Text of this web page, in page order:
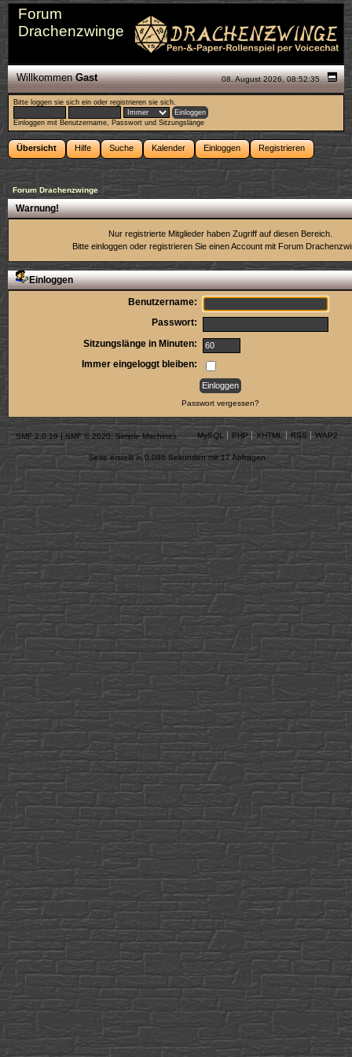
Forum
Drachenzwinge
08. August 2026, 08:52:35
WillkommenGast
Bitte loggen sie sich ein oderregistrieren sie sich.
Einloggen mit Benutzername, Passwort und Sitzungslänge
Übersicht Hilfe Suche Kalender Einloggen Registrieren
Forum Drachenzwinge
Warnung!
Nur registrierte Mitglieder haben Zugriff auf diesen Bereich.
Bitte einloggen oder registrieren Sie einen Account mit Forum
Einloggen
Benutzername:
Passwort:
Sitzungslänge in Minuten:
Immer eingeloggt bleiben:
Passwort vergessen?
SMF 2.0.19 | SMF © 2020 ,Simple Machines MySQL PHP XHTML RSS WAP2
Seite erstellt in 0.086 Sekunden mit 17 Abfragen.